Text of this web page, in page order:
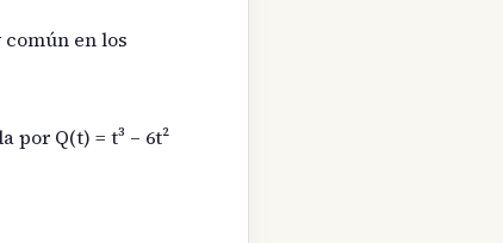
en los
por Q(t) = t³ – 6t²